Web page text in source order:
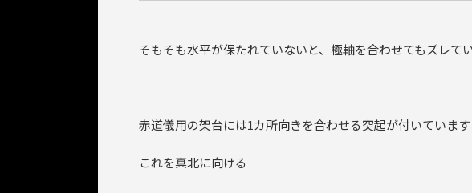
そもそも水平が保たれていないと、極軸を合わせてもズレて
赤道儀用の架台には1カ所向きを合わせる突起が付いています
これを真北に向ける